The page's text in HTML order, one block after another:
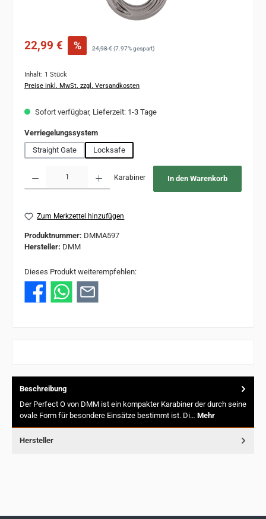
Verkaufspreis:
22,99 € % Regulärer Preis:
24,98 €(7.97% gespart)
Inhalt: 1 Stück
Preise inkl. MwSt. zzgl. Versandkosten
Sofort verfügbar, Lieferzeit: 1-3 Tage
Verriegelungssystemauswählen
Straight Gate
Locksafe
Karabiner In den Warenkorb
Zum Merkzettel hinzufügen
Produktnummer: DMMA597
Hersteller: DMM
Dieses Produkt weiterempfehlen:
Beschreibung
Der Perfect O von DMM ist ein kompakter Karabiner der durch seine
ovale Form für besondere Einsätze bestimmt ist. Di… Mehr
Hersteller